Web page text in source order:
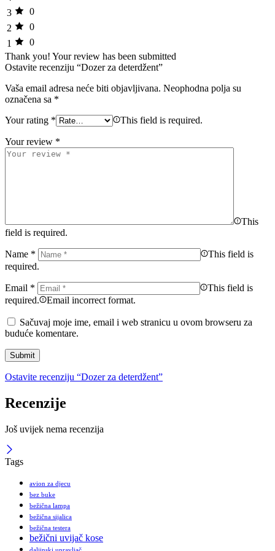
3
0
2
0
1
0
Thank you! Your review has been submitted
Ostavite recenziju “Dozer za deterdžent”
Vaša email adresa neće biti objavljivana. Neophodna polja su
označena sa *
Your rating * This field is required.
Your review *
This
field is required.
Name *
This field is
required.
Email *
This field is
required.
Email incorrect format.
Sačuvaj moje ime, email i web stranicu u ovom browseru za
buduće komentare.
Ostavite recenziju “Dozer za deterdžent”
Recenzije
Još uvijek nema recenzija
Tags
avion za djecu
bez buke
bežična lampa
bežična sijalica
bežična testera
bežični uvijač kose